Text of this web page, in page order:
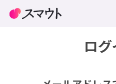
ロ